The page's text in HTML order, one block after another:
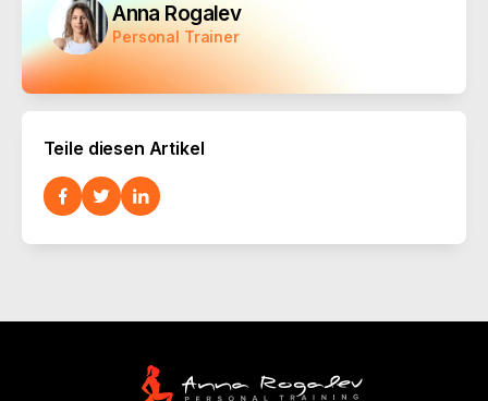
Anna Rogalev
Personal Trainer
Teile diesen Artikel